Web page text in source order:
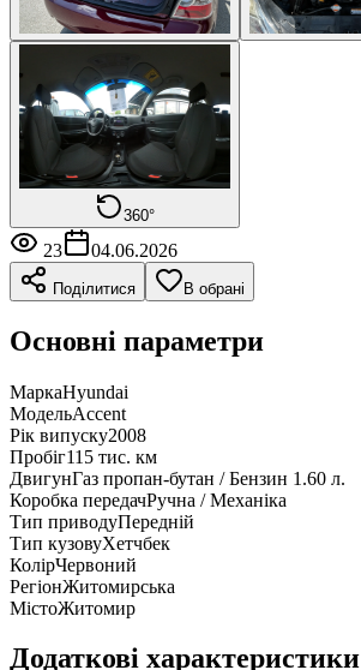
360°
23 04.06.2026
Поділитися В обрані
Основні параметри
МаркаHyundai
МодельAccent
Рік випуску2008
Пробіг115 тис. км
ДвигунГаз пропан-бутан / Бензин 1.60 л.
Коробка передачРучна / Механіка
Тип приводуПередній
Тип кузовуХетчбек
КолірЧервоний
РегіонЖитомирська
МістоЖитомир
Додаткові характеристики